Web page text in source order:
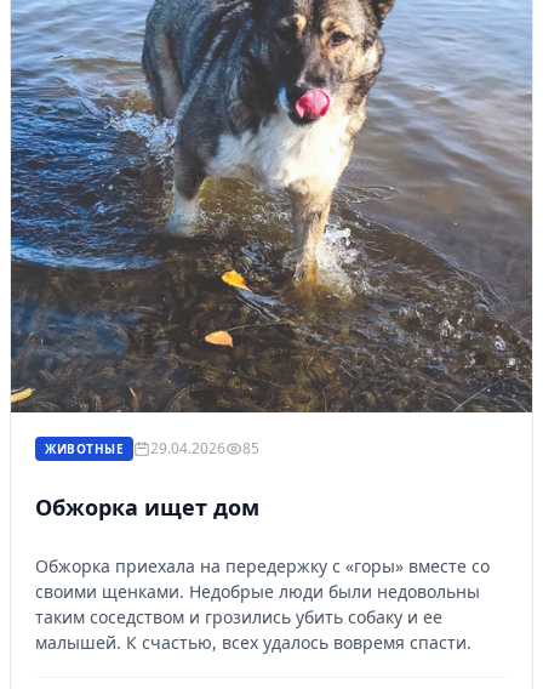
ЖИВОТНЫЕ 29.04.2026 85
Обжорка ищет дом
Обжорка приехала на передержку с «горы» вместе со
своими щенками. Недобрые люди были недовольны
таким соседством и грозились убить собаку и ее
малышей. К счастью, всех удалось вовремя спасти.